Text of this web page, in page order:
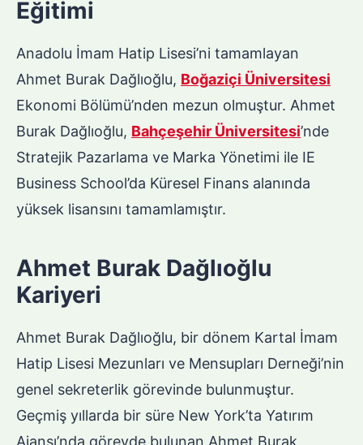
Eğitimi
Anadolu İmam Hatip Lisesi’ni tamamlayan
Ahmet Burak Dağlıoğlu, Boğaziçi Üniversitesi
Ekonomi Bölümü’nden mezun olmuştur. Ahmet
Burak Dağlıoğlu, Bahçeşehir Üniversitesi’nde
Stratejik Pazarlama ve Marka Yönetimi ile IE
Business School’da Küresel Finans alanında
yüksek lisansını tamamlamıştır.
Ahmet Burak Dağlıoğlu
Kariyeri
Ahmet Burak Dağlıoğlu, bir dönem Kartal İmam
Hatip Lisesi Mezunları ve Mensupları Derneği’nin
genel sekreterlik görevinde bulunmuştur.
Geçmiş yıllarda bir süre New York’ta Yatırım